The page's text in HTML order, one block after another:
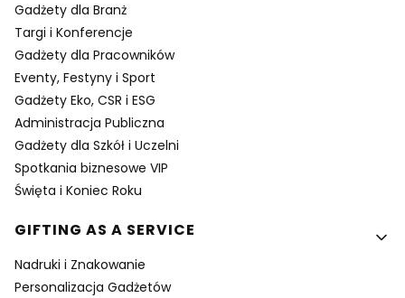
Gadżety dla Branż
Targi i Konferencje
Gadżety dla Pracowników
Eventy, Festyny i Sport
Gadżety Eko, CSR i ESG
Administracja Publiczna
Gadżety dla Szkół i Uczelni
Spotkania biznesowe VIP
Święta i Koniec Roku
GIFTING AS A SERVICE
Nadruki i Znakowanie
Personalizacja Gadżetów